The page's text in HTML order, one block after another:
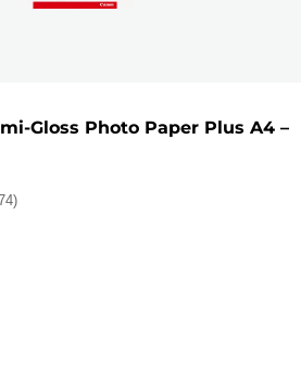
Gloss Photo Paper Plus A4 –